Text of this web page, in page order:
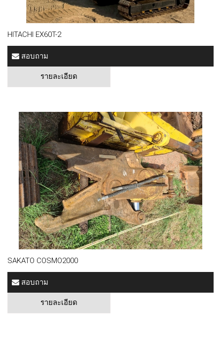
HITACHI EX60T-2
สอบถาม
รายละเอียด
SAKATO COSMO2000
สอบถาม
รายละเอียด